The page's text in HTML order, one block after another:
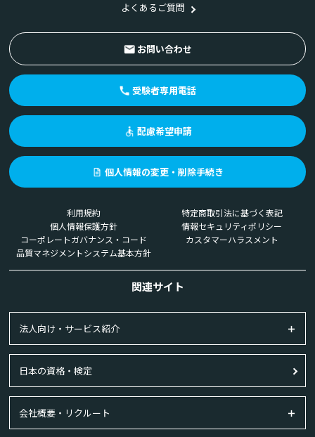
よくあるご質問
お問い合わせ
受験者専用電話
配慮希望申請
個人情報の変更・削除手続き
利用規約
特定商取引法に基づく表記
個人情報保護方針
情報セキュリティポリシー
コーポレートガバナンス・コード
カスタマーハラスメント
品質マネジメントシステム基本方針
関連サイト
法人向け・サービス紹介
日本の資格・検定
会社概要・リクルート